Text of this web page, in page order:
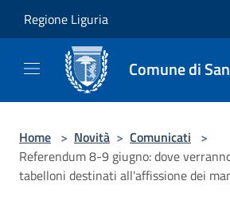
Regione Liguria
Comune di
Home > Novità > Comunicati >
Referendum 8-9 giugno: dove
tabelloni destinati all'affissione dei